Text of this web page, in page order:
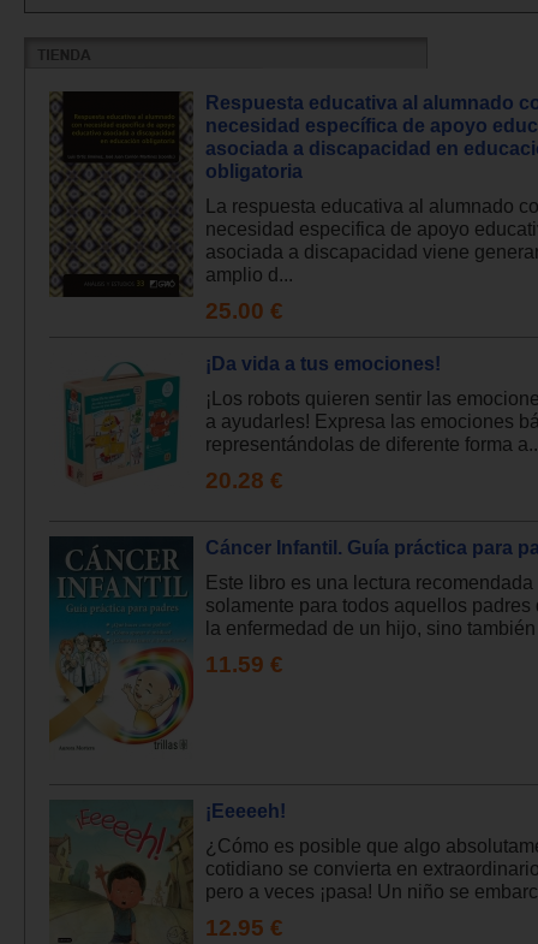
Respuesta educativa al alumnado
necesidad específica de apoyo
asociada a discapacidad en
obligatoria
La respuesta educativa al alumnado
necesidad especifica de apoyo
asociada a discapacidad viene
amplio d...
25.00 €
¡Da vida a tus emociones!
¡Los robots quieren sentir las
a ayudarles! Expresa las emociones
representándolas de diferente forma
20.28 €
Cáncer Infantil. Guía práctica para
Este libro es una lectura recomendada
solamente para todos aquellos padres
la enfermedad de un hijo, sino
11.59 €
¡Eeeeeh!
¿Cómo es posible que algo
cotidiano se convierta en
pero a veces ¡pasa! Un niño se
12.95 €